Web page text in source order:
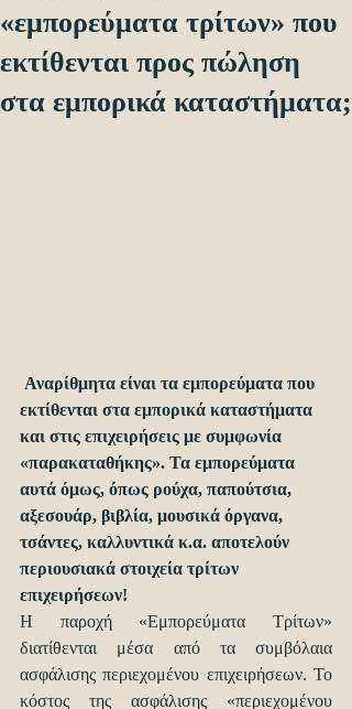
«εμπορεύματα τρίτων» που
εκτίθενται προς πώληση
στα εμπορικά καταστήματα;
εκτίθενται στα εμπορικά καταστήματα
και στις επιχειρήσεις με συμφωνία
«παρακαταθήκης». Τα εμπορεύματα
αυτά όμως, όπως ρούχα, παπούτσια,
αξεσουάρ, βιβλία, μουσικά όργανα,
τσάντες, καλλυντικά κ.α. αποτελούν
περιουσιακά στοιχεία τρίτων
επιχειρήσεων!
Η παροχή «Εμπορεύματα Τρίτων»
διατίθενται μέσα από τα συμβόλαια
ασφάλισης περιεχομένου επιχειρήσεων. Το
κόστος της ασφάλισης «περιεχομένου